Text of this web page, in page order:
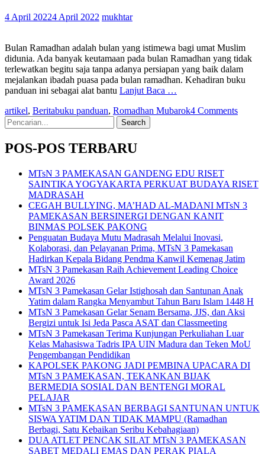
4 April 20224 April 2022 mukhtar
Bulan Ramadhan adalah bulan yang istimewa bagi umat Muslim
didunia. Ada banyak keutamaan pada bulan Ramadhan yang tidak
terlewatkan begitu saja tanpa adanya persiapan yang baik dalam
mejalankan ibadah puasa pada bulan ramadhan. Kehadiran buku
panduan ini sebagai alat bantu Lanjut Baca …
artikel, Beritabuku panduan, Romadhan Mubarok4 Comments
Search
for:
POS-POS TERBARU
MTsN 3 PAMEKASAN GANDENG EDU RISET
SAINTIKA YOGYAKARTA PERKUAT BUDAYA RISET
MADRASAH
CEGAH BULLYING, MA’HAD AL-MADANI MTsN 3
PAMEKASAN BERSINERGI DENGAN KANIT
BINMAS POLSEK PAKONG
Penguatan Budaya Mutu Madrasah Melalui Inovasi,
Kolaborasi, dan Pelayanan Prima, MTsN 3 Pamekasan
Hadirkan Kepala Bidang Pendma Kanwil Kemenag Jatim
MTsN 3 Pamekasan Raih Achievement Leading Choice
Award 2026
MTsN 3 Pamekasan Gelar Istighosah dan Santunan Anak
Yatim dalam Rangka Menyambut Tahun Baru Islam 1448 H
MTsN 3 Pamekasan Gelar Senam Bersama, JJS, dan Aksi
Bergizi untuk Isi Jeda Pasca ASAT dan Classmeeting
MTsN 3 Pamekasan Terima Kunjungan Perkuliahan Luar
Kelas Mahasiswa Tadris IPA UIN Madura dan Teken MoU
Pengembangan Pendidikan
KAPOLSEK PAKONG JADI PEMBINA UPACARA DI
MTsN 3 PAMEKASAN, TEKANKAN BIJAK
BERMEDIA SOSIAL DAN BENTENGI MORAL
PELAJAR
MTsN 3 PAMEKASAN BERBAGI SANTUNAN UNTUK
SISWA YATIM DAN TIDAK MAMPU (Ramadhan
Berbagi, Satu Kebaikan Seribu Kebahagiaan)
DUA ATLET PENCAK SILAT MTsN 3 PAMEKASAN
SABET MEDALI EMAS DAN PERAK PIALA